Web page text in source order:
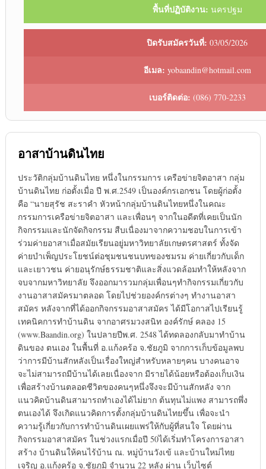
พื้นที่ปฏิบัติงาน: นครปฐม
ปิดรับสมัครวันที่: 03/05/2026
อีเมล: yobaandin@hotmail.com
เบอร์ติดต่อ: (086) 770-2233
อาสาบ้านดินไทย
ประวัติกลุ่มบ้านดินไทย หนึ่งในกรรมการ เครือข่ายจิตอาสา กลุ่ม
บ้านดินไทย ก่อตั้งเมื่อ ปี พ.ศ.2549 เป็นองค์กรเอกชน โดยผู้ก่อตั้ง
คือ “นายสุรัช สะราคำ หัวหน้ากลุ่มบ้านดินไทยหนึ่งในคณะ
กรรมการเครือข่ายจิตอาสา และเพื่อนๆ จากในอดีตที่เคยเป็นนัก
กิจกรรมและนักจัดกิจกรรม สืบเนื่องมาจากความชอบในการเข้า
ร่วมค่ายอาสาเมื่อสมัยเรียนอยู่มหาวิทยาลัยเกษตรศาสตร์ ทั้งจัด
ค่ายบำเพ็ญประโยชน์ต่อชุมชนชนบทของชมรม ค่ายเกี่ยวกับเด็ก
และเยาวชน ค่ายอนุรักษ์ธรรมชาติและสิ่งแวดล้อมทำให้หลังจาก
จบจากมหาวิทยาลัย จึงออกมารวมกลุ่มเพื่อนๆทำกิจกรรมเกี่ยวกับ
งานอาสาสมัครมาตลอด โดยไปช่วยองค์กรต่างๆ ทำงานอาสา
สมัคร หลังจากที่ได้ออกกิจกรรมอาสาสมัคร ได้มีโอกาสไปเรียนรู้
เทคนิคการทำบ้านดิน จากอาศรมวงสนิท องค์รักษ์ คลอง 15
(www.Baandin.org) ในปลายปีพ.ศ. 2548 ได้ทดลองกลับมาทำบ้าน
ดินของ ตนเอง ในพื้นที่ อ.แก้งคร้อ จ.ชัยภูมิ จากการเก็บข้อมูลพบ
ว่าการมีบ้านสักหลังเป็นเรื่องใหญ่สำหรับหลายๆคน บางคนอาจ
จะไม่สามารถมีบ้านได้เลยเนื่องจาก มีรายได้น้อยหรือต้องเก็บเงิน
เพื่อสร้างบ้านตลอดชีวิตของคนๆหนึ่งจึงจะมีบ้านสักหลัง จาก
แนวคิดบ้านดินสามารถทำเองได้ไม่ยาก ต้นทุนไม่แพง สามารถพึ่ง
ตนเองได้ จึงเกิดแนวคิดการตั้งกลุ่มบ้านดินไทยขึ้น เพื่อจะนำ
ความรู้เกี่ยวกับการทำบ้านดินเผยแพร่ให้กับผู้ที่สนใจ โดยผ่าน
กิจกรรมอาสาสมัคร ในช่วงแรกเมื่อปี 50ได้เริ่มทำโครงการอาสา
สร้าง บ้านดินให้คนไร้บ้าน ณ. หมู่บ้านวังเข้ และบ้านใหม่ไทย
เจริญ อ.แก้งคร้อ จ.ชัยภูมิ จำนวน 22 หลัง ผ่าน เว็บไซต์